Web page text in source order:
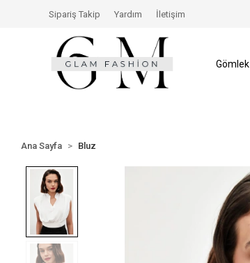
İade Hakkı Size Özel İndirimler
Sipariş Takip Yardım İletişim
Gömlek
Ana Sayfa Bluz